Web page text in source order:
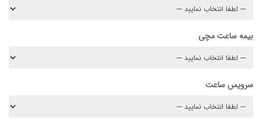
بیمه ساعت مچی
سرویس ساعت